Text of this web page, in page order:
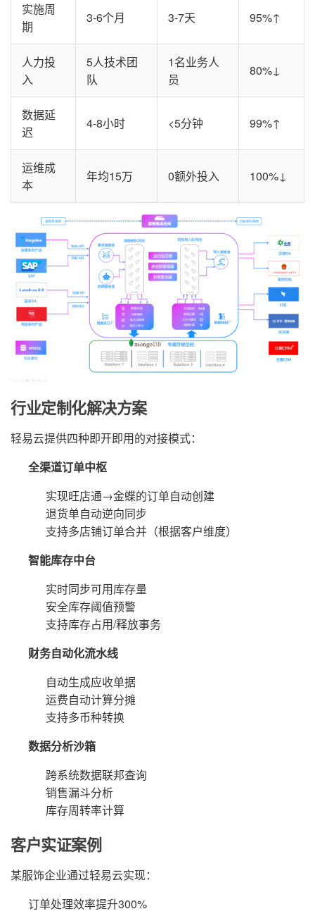
实施周
期
3-6个月 3-7天 95%↑
人力投
入
5人技术团
队
1名业务人
员
80%↓
数据延
迟
4-8小时 <5分钟 99%↑
运维成
本
年均15万 0额外投入 100%↓
行业定制化解决方案
轻易云提供四种即开即用的对接模式：
全渠道订单中枢
实现旺店通→金蝶的订单自动创建
退货单自动逆向同步
支持多店铺订单合并（根据客户维度）
智能库存中台
实时同步可用库存量
安全库存阈值预警
支持库存占用/释放事务
财务自动化流水线
自动生成应收单据
运费自动计算分摊
支持多币种转换
数据分析沙箱
跨系统数据联邦查询
销售漏斗分析
库存周转率计算
客户实证案例
某服饰企业通过轻易云实现：
订单处理效率提升300%